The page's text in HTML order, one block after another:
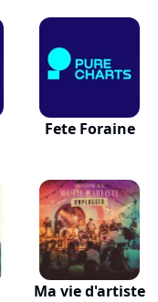
Fete Foraine
Ma vie d'artiste